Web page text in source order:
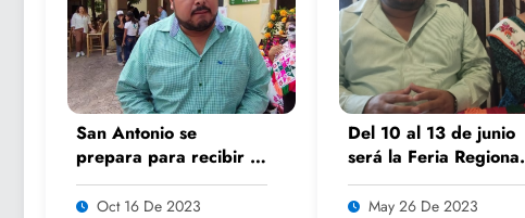
San Antonio se
prepara para recibir a
miles de turistas en el
5to encuentro K’AILEM
Oct 16 De 2023
Del 10 al 13 de junio
será la Feria Regional
del Artesano: Yoni
Castillo
May 26 De 2023